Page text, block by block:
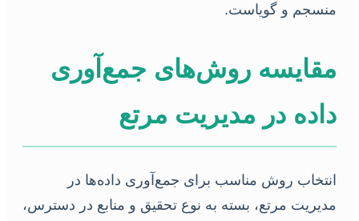
منسجم و گویاست.
مقایسه روش‌های جمع‌آوری
داده در مدیریت مرتع
انتخاب روش مناسب برای جمع‌آوری داده‌ها در
مدیریت مرتع، بسته به نوع تحقیق و منابع در دسترس،